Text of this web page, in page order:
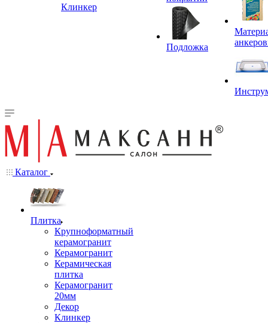
Клинкер
Подложка
Каталог
Плитка
Крупноформатный
керамогранит
Керамогранит
Керамическая
плитка
Керамогранит
20мм
Декор
Клинкер